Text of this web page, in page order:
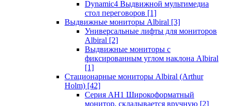
Dynamic4 Выдвижной мультимедиа
стол переговоров [1]
Выдвижные мониторы Albiral [3]
Универсальные лифты для мониторов
Albiral [2]
Выдвижные мониторы с
фиксированным углом наклона Albiral
[1]
Стационарные мониторы Albiral (Arthur
Holm) [42]
Серия AH1 Широкоформатный
монитор, складывается вручную [2]